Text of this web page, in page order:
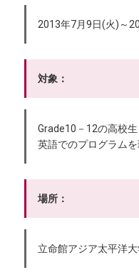
2013年7月9日(火)～
対象：
Grade10－12の高校生
英語でのプログラム
場所：
立命館アジア太平洋